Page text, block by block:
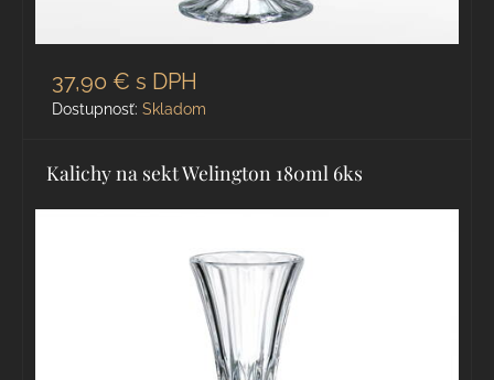
37,90 € s DPH
Dostupnosť: Skladom
Kalichy na sekt Welington 180ml 6ks